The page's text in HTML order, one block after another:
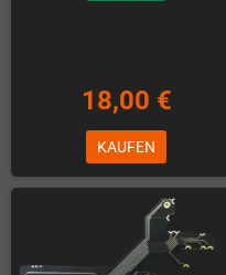
18,00 €
KAUFEN